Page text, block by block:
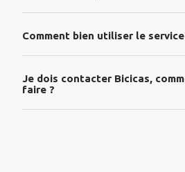
Comment bien utiliser le service
Je dois contacter Bicicas,
faire ?